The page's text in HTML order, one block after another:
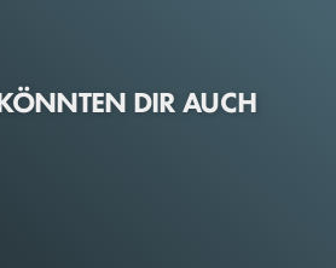
DIR AUCH